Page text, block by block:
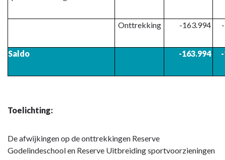
Onttrekking -163.994
Saldo -163.994
Toelichting:
De afwijkingen op de onttrekkingen Reserve
Godelindeschool en Reserve Uitbreiding sportvoorzieningen